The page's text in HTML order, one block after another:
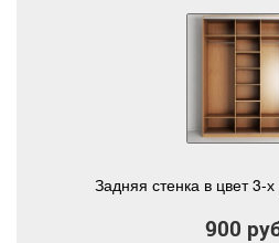
Задняя стенка в цвет 3-
900